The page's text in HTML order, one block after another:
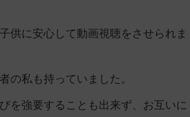
供に安心して動画視聴をさせられま
の私も持っていました。
を強要することも出来ず、お互いに